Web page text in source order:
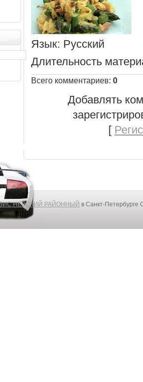
Язык: Русский
Длительность
Всего комментариев: 0
Добавлять
[
НЕВСКИЙ РАЙОННЫЙ в Санкт-Петербурге